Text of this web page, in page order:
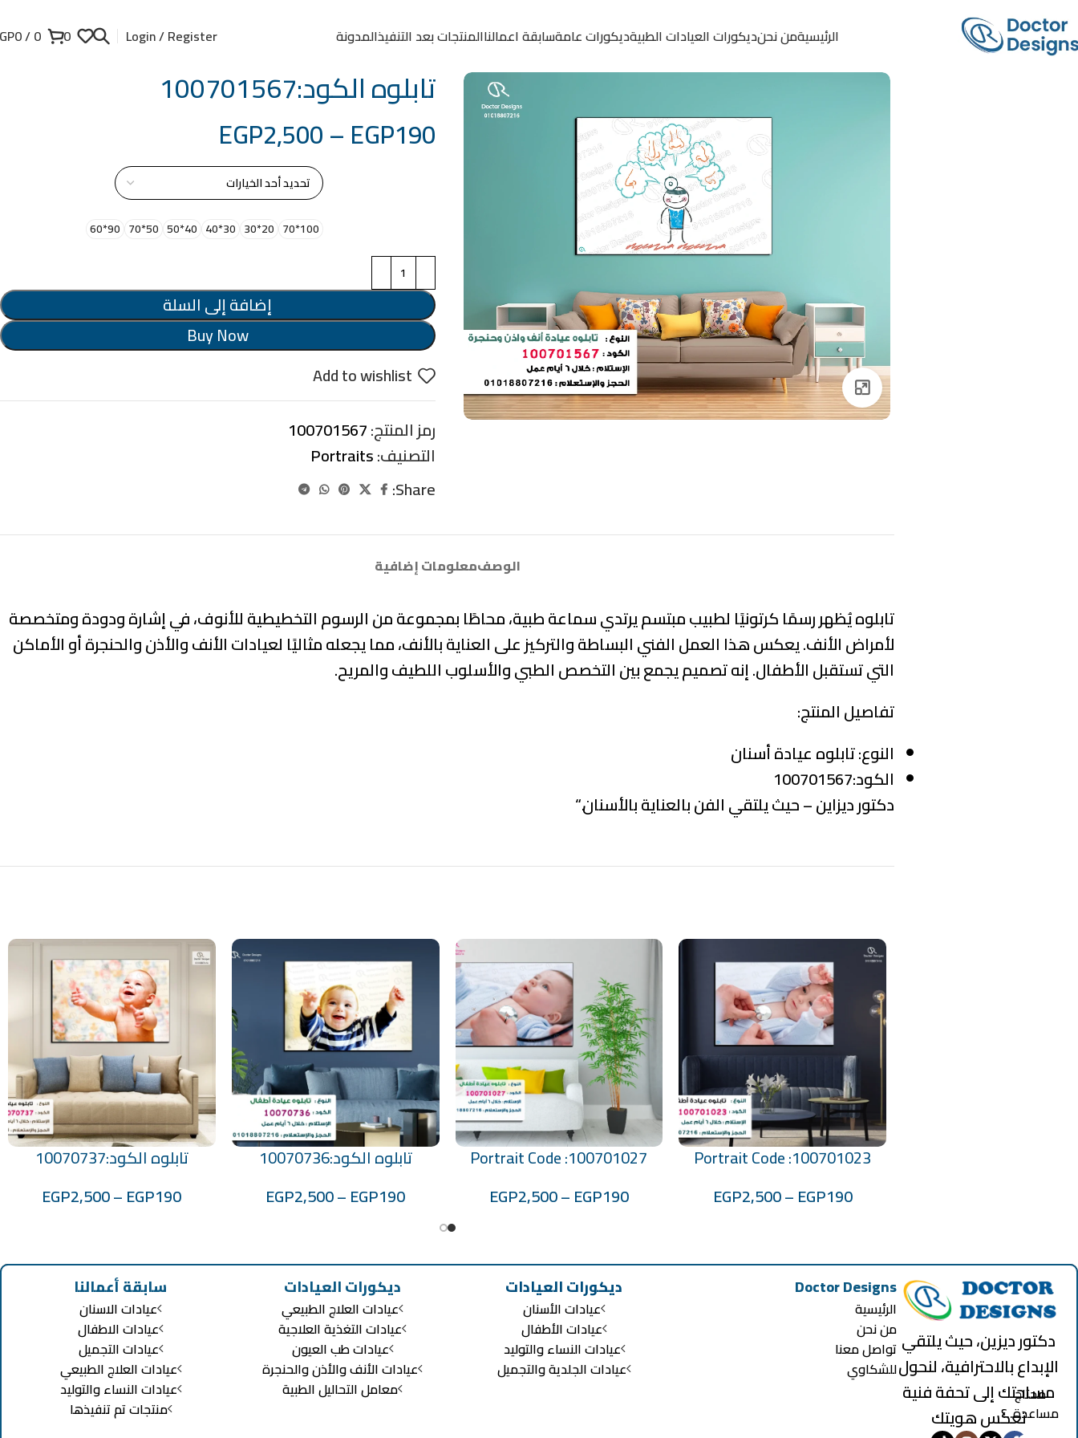
الرئيسيةمن نحنديكورات العيادات الطبيةديكورات عامةسابقة اعمالناالمنتجات بعد التنفيذالمدونة Login / Register
0
0
/
0
Click to enlarge
تابلوه الكود:100701567
EGP190
–
EGP2,500
100*70
20*30
30*40
40*50
50*70
90*60
إضافة إلى السلة
Buy Now
Add to wishlist
رمز المنتج:100701567
التصنيف:Portraits
Share:
الوصفمعلومات إضافية
تابلوه يُظهر رسمًا كرتونيًا لطبيب مبتسم يرتدي سماعة طبية، محاطًا بمجموعة من الرسوم التخطيطية للأنوف، في إشارة ودودة ومتخصصة
لأمراض الأنف. يعكس هذا العمل الفني البساطة والتركيز على العناية بالأنف، مما يجعله مثاليًا لعيادات الأنف والأذن والحنجرة أو الأماكن
التي تستقبل الأطفال. إنه تصميم يجمع بين التخصص الطبي والأسلوب اللطيف والمريح.
تفاصيل المنتج:
النوع:تابلوه عيادة أسنان
الكود:100701567
دكتور ديزاين – حيث يلتقي الفن بالعناية بالأسنان.“
تحديد أحد الخيارات
Portrait Code :100701023
EGP190
–
EGP2,500
تحديد أحد الخيارات
Portrait Code :100701027
EGP190
–
EGP2,500
تحديد أحد الخيارات
تابلوه الكود:10070736
EGP190
–
EGP2,500
تحديد أحد الخيارات
تابلوه الكود:10070737
EGP190
–
EGP2,500
دكتور ديزين، حيث يلتقي
الإبداع بالاحترافية، لنحول
مساحتك إلى تحفة فنية
تعكس هويتك
Doctor Designs
الرئيسية
من نحن
تواصل معنا
للشكاوي
ديكورات العيادات
عيادات الأسنان
عيادات الأطفال
عيادات النساء والتوليد
عيادات الجلدية والتجميل
ديكورات العيادات
عيادات العلاج الطبيعي
عيادات التغذية العلاجية
عيادات طب العيون
عيادات الأنف والأذن والحنجرة
معامل التحاليل الطبية
سابقة أعمالنا
عيادات الاسنان
عيادات الاطفال
عيادات التجميل
عيادات العلاج الطبيعي
عيادات النساء والتوليد
منتجات تم تنفيذها
محتاج
مساعدة..؟